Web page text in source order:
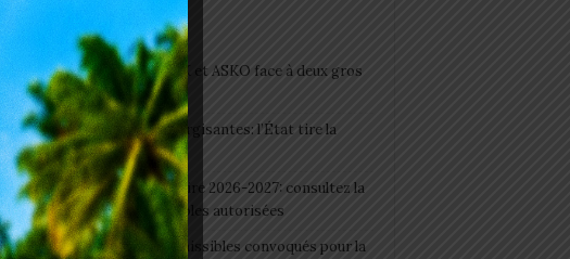
Articles récents
Interclubs CAF: ASCK et ASKO face à deux gros
morceaux
Togo/ Boissons énergisantes: l’État tire la
sonnette d’alarme
Togo/ Rentrée scolaire 2026-2027: consultez la
liste officielle des écoles autorisées
ESSAL 2026 : les admissibles convoqués pour la